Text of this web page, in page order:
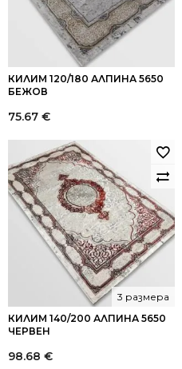
КИЛИМ 120/180 АЛПИНА 5650
БЕЖОВ
75.67 €
КИЛИМ 140/200 АЛПИНА 5650
ЧЕРВЕН
3 размера
98.68 €